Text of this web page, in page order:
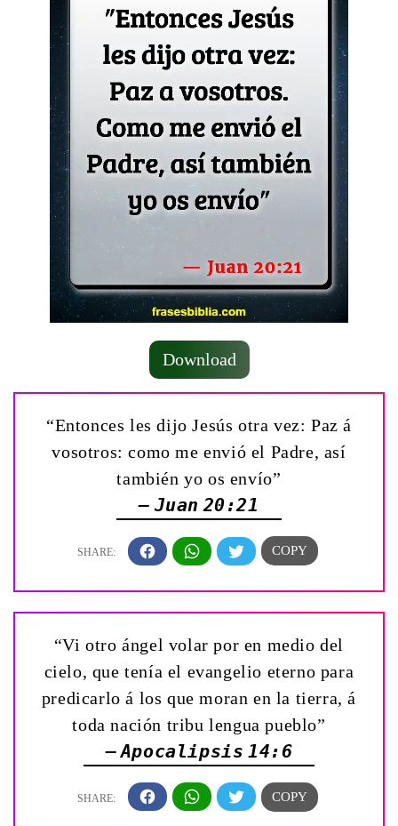
Download
“Entonces les dijo Jesús otra vez: Paz á
vosotros: como me envió el Padre, así
también yo os envío”
— Juan 20:21
“Vi otro ángel volar por en medio del
cielo, que tenía el evangelio eterno para
predicarlo á los que moran en la tierra, á
toda nación tribu lengua pueblo”
— Apocalipsis 14:6